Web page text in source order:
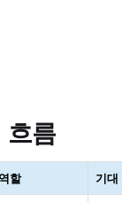
흐름
역할 기대